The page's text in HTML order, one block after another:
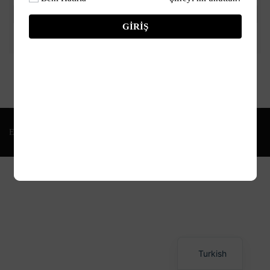
Güncelleme yükleniyor. Lütfen bekleyin.
Education WordPress Theme by ThimPress
GIRIŞ
Turkish